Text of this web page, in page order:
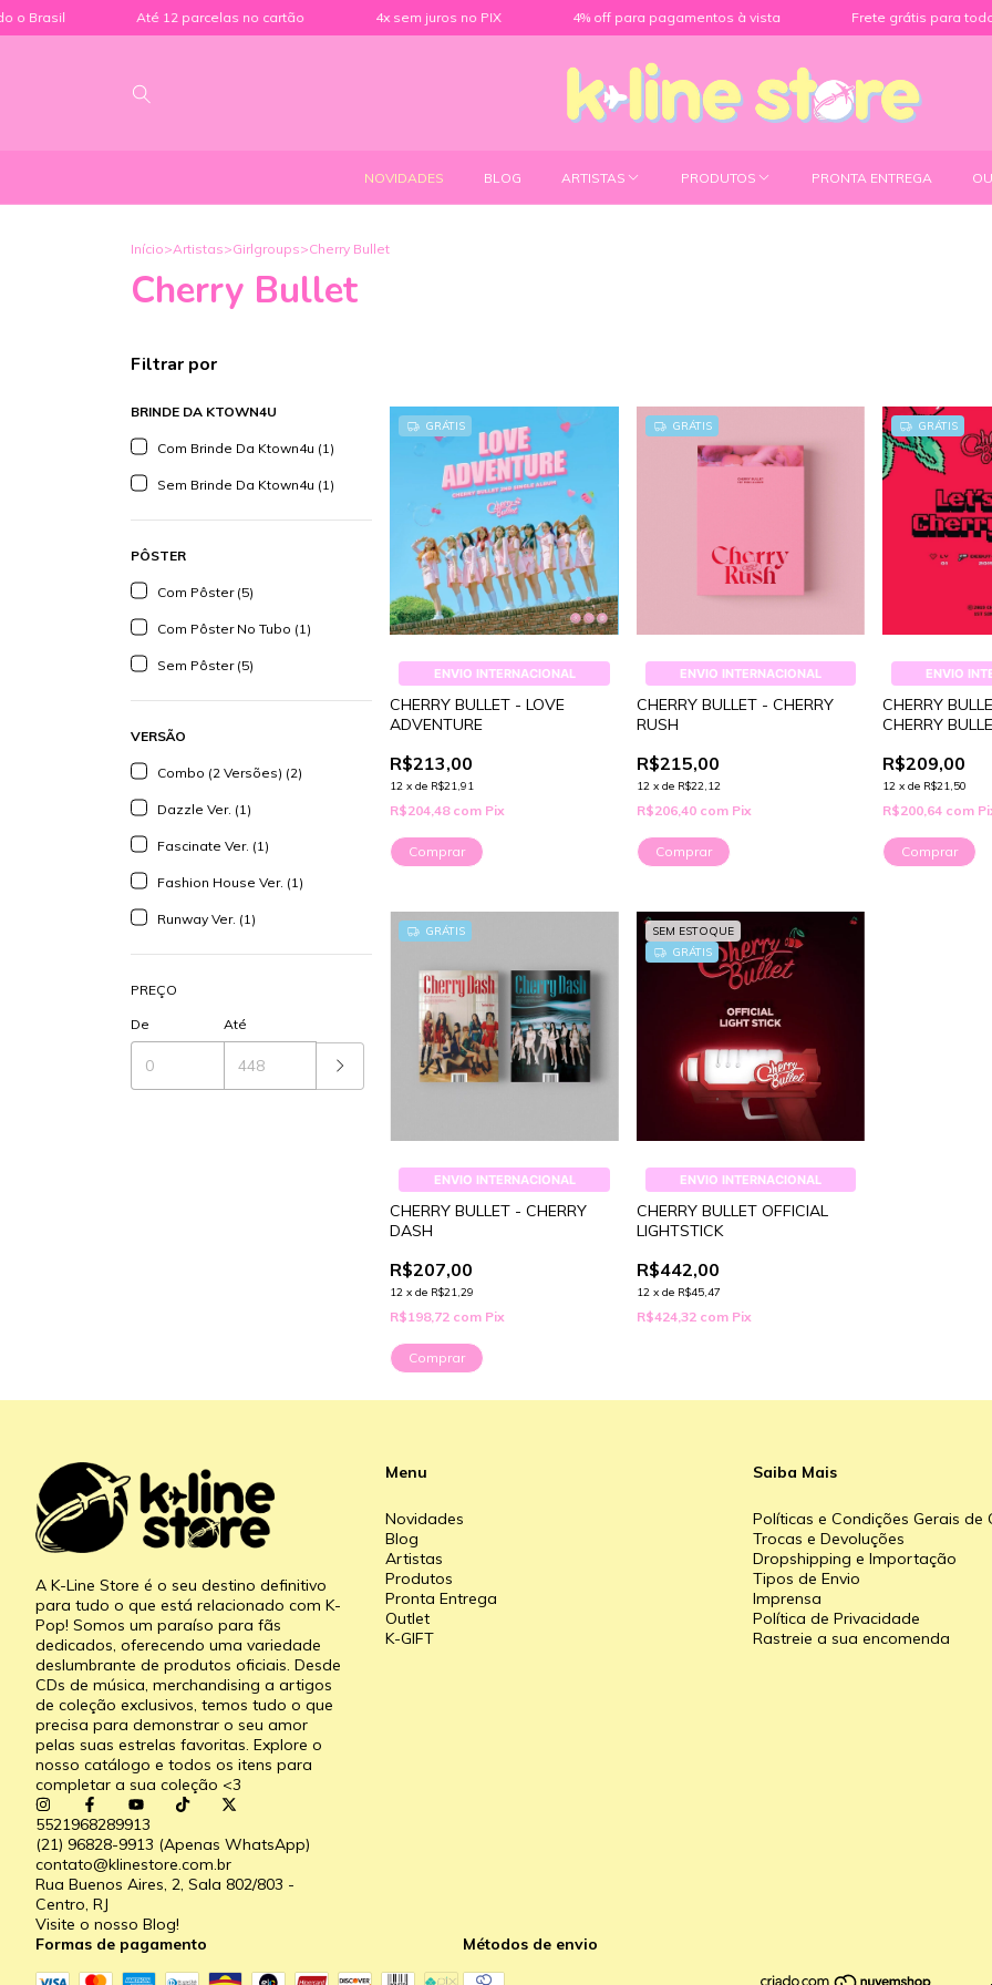
Até 12 parcelas no cartão 4x sem juros no PIX 4% off para pagamentos à vista Frete grátis para todo o
NOVIDADES BLOG ARTISTAS PRODUTOS PRONTA ENTREGA
Início>Artistas>Girlgroups>Cherry Bullet
Cherry Bullet
Filtrar por
BRINDE DA KTOWN4U
Com Brinde Da Ktown4u (1)
Sem Brinde Da Ktown4u (1)
PÔSTER
Com Pôster (5)
Com Pôster No Tubo (1)
Sem Pôster (5)
VERSÃO
Combo (2 Versões) (2)
Dazzle Ver. (1)
Fascinate Ver. (1)
Fashion House Ver. (1)
Runway Ver. (1)
PREÇO
De Até
GRÁTIS
ENVIO INTERNACIONAL
CHERRY BULLET - LOVE
ADVENTURE
R$213,00
12 xde R$21,91
R$204,48 com Pix
Comprar
GRÁTIS
ENVIO INTERNACIONAL
CHERRY BULLET - CHERRY
RUSH
R$215,00
12 x de R$22,12
R$206,40 com Pix
Comprar
GRÁTIS
ENVIO
CHERRY
CHERRY
R$209,00
12 xde R$21,50
R$200,64 com
Comprar
GRÁTIS
ENVIO INTERNACIONAL
CHERRY BULLET - CHERRY
DASH
R$207,00
12 xde R$21,29
R$198,72 com Pix
Comprar
SEM ESTOQUE
GRÁTIS
ENVIO INTERNACIONAL
CHERRY BULLET OFFICIAL
LIGHTSTICK
R$442,00
12 x de R$45,47
R$424,32 com Pix
A K-Line Store é o seu destino definitivo
para tudo o que está relacionado com K-
Pop! Somos um paraíso para fãs
dedicados, oferecendo uma variedade
deslumbrante de produtos oficiais. Desde
CDs de música, merchandising a artigos
de coleção exclusivos, temos tudo o que
precisa para demonstrar o seu amor
pelas suas estrelas favoritas. Explore o
nosso catálogo e todos os itens para
completar a sua coleção <3
5521968289913
(21) 96828-9913 (Apenas WhatsApp)
contato@klinestore.com.br
Rua Buenos Aires, 2, Sala 802/803 -
Centro, RJ
Visite o nosso Blog!
Menu
Novidades
Blog
Artistas
Produtos
Pronta Entrega
Outlet
K-GIFT
Saiba Mais
Políticas e Condições Gerais de
Trocas e Devoluções
Dropshipping e Importação
Tipos de Envio
Imprensa
Política de Privacidade
Rastreie a sua encomenda
Formas de pagamento Métodos de envio